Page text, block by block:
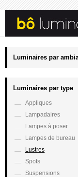
Luminaires par
Luminaires par type
Appliques
Lampadaires
Lampes à poser
Lampes de bureau
Lustres
Spots
Suspensions